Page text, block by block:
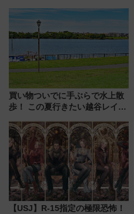
向け先行試乗会でキッズアンバ
サダーになろう
買い物ついでに手ぶらで水上散
歩！ この夏行きたい越谷レイク
ア「LAKESIDE PARK」（埼玉
県越谷市）
【USJ】R-15指定の極限恐怖！